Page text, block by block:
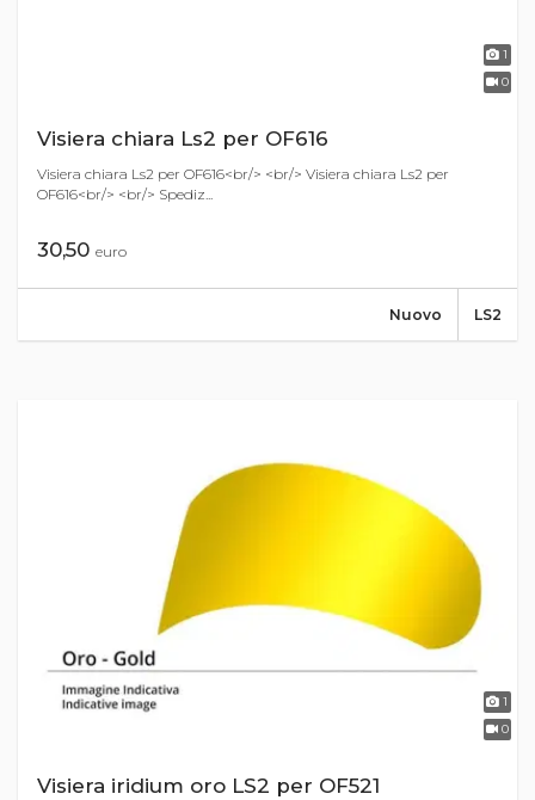
1
0
Visiera chiara Ls2 per OF616
Visiera chiara Ls2 per OF616<br/> <br/> Visiera chiara Ls2 per
OF616<br/> <br/> Spediz...
30,50 euro
LS2
Nuovo
1
0
Visiera iridium oro LS2 per OF521